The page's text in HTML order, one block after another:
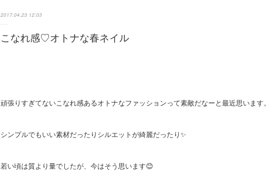
2017.04.23 12:03
こなれ感♡オトナな春ネイル
頑張りすぎてないこなれ感あるオトナなファッションって素敵だなーと最近思います。
シンプルでもいい素材だったりシルエットが綺麗だったり✨
若い頃は質より量でしたが、今はそう思います😊